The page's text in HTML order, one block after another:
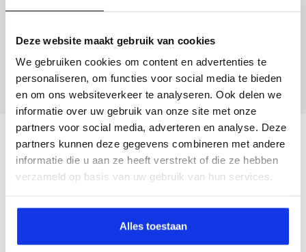
Deze website maakt gebruik van cookies
We gebruiken cookies om content en advertenties te
personaliseren, om functies voor social media te bieden
en om ons websiteverkeer te analyseren. Ook delen we
informatie over uw gebruik van onze site met onze
partners voor social media, adverteren en analyse. Deze
partners kunnen deze gegevens combineren met andere
informatie die u aan ze heeft verstrekt of die ze hebben
verzameld op basis van uw gebruik van hun services.
Alles toestaan
Inruilvoorstel aanvragen
Wanneer je foto’s meestuurt ontvang je op
maandag tot en met vrijdag binnen enkele uren
een voorstel.
Veelgestelde vragen
Wanneer kan ik een proefrit maken?
Kan ik een auto reserveren?